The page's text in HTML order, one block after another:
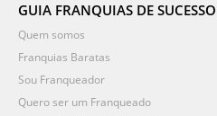
GUIA FRANQUIAS DE SUCESSO
Quem somos
Franquias Baratas
Sou Franqueador
Quero ser um Franqueado